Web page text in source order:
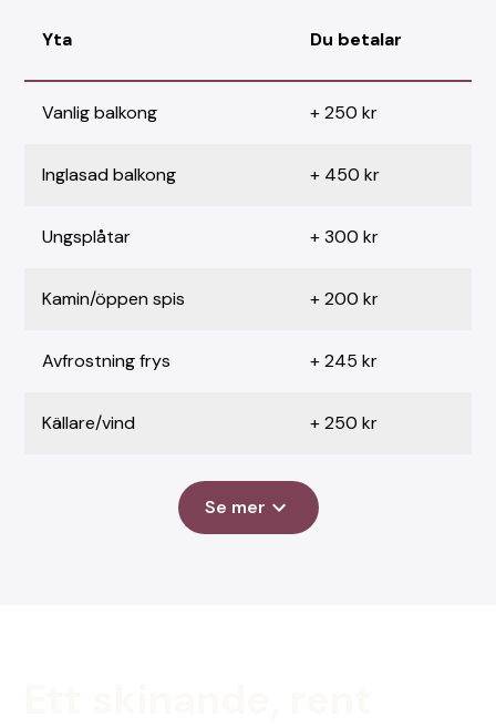
Yta Du betalar
Vanlig balkong + 250 kr
Inglasad balkong + 450 kr
Ungsplåtar + 300 kr
Kamin/öppen spis + 200 kr
Avfrostning frys + 245 kr
Källare/vind + 250 kr
Se mer